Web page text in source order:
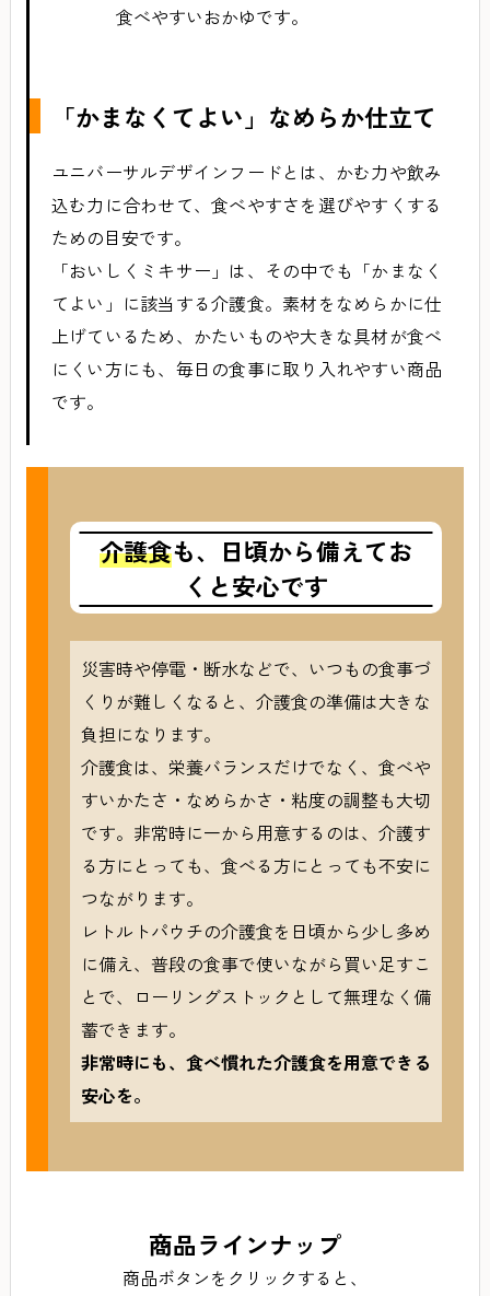
食べやすいおかゆです。
「かまなくてよい」なめらか仕立て
ユニバーサルデザインフードとは、かむ力や飲み
込む力に合わせて、食べやすさを選びやすくする
ための目安です。
「おいしくミキサー」は、その中でも「かまなく
てよい」に該当する介護食。素材をなめらかに仕
上げているため、かたいものや大きな具材が食べ
にくい方にも、毎日の食事に取り入れやすい商品
です。
介護食も、日頃から備えてお
くと安心です
災害時や停電・断水などで、いつもの食事づ
くりが難しくなると、介護食の準備は大きな
負担になります。
介護食は、栄養バランスだけでなく、食べや
すいかたさ・なめらかさ・粘度の調整も大切
です。非常時に一から用意するのは、介護す
る方にとっても、食べる方にとっても不安に
つながります。
レトルトパウチの介護食を日頃から少し多め
に備え、普段の食事で使いながら買い足すこ
とで、ローリングストックとして無理なく備
蓄できます。
非常時にも、食べ慣れた介護食を用意できる
安心を。
商品ラインナップ
商品ボタンをクリックすると、